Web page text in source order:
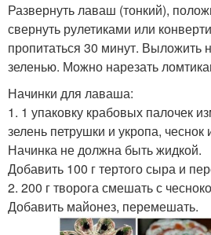
Развернуть лаваш (тонкий),
свернуть рулетиками или
пропитаться 30 минут. Выложить
зеленью. Можно нарезать
Начинки для лаваша:
1. 1 упаковку крабовых палочек
зелень петрушки и укропа, чеснок
Начинка не должна быть жидкой.
Добавить 100 г тертого сыра и
2. 200 г творога смешать с
Добавить майонез, перемешать.